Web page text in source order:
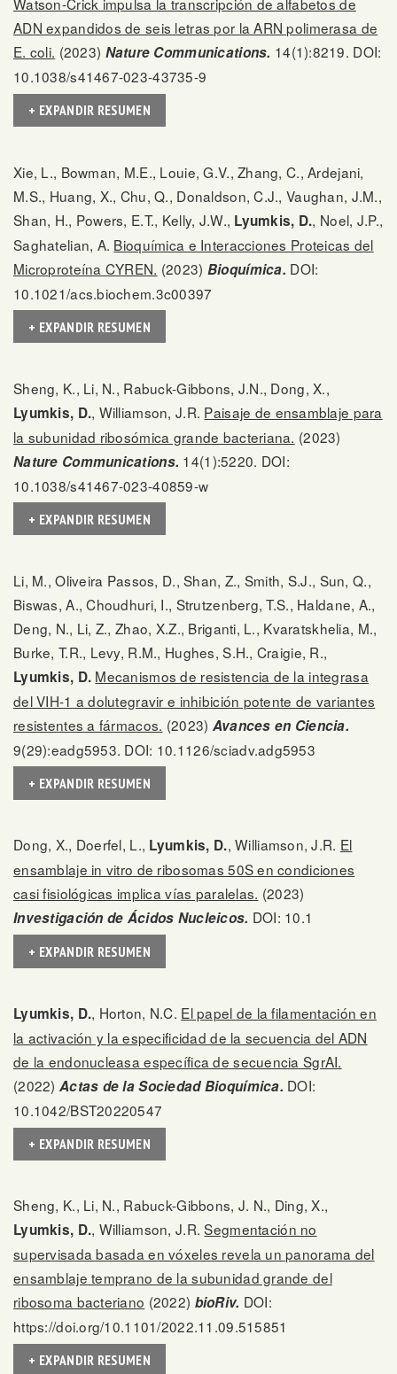
ADN expandidos de seis letras por la ARN polimerasa de
E. coli. (2023) Nature Communications. 14(1):8219. DOI:
10.1038/s41467-023-43735-9
+ EXPANDIR RESUMEN
Xie, L., Bowman, M.E., Louie, G.V., Zhang, C., Ardejani,
M.S., Huang, X., Chu, Q., Donaldson, C.J., Vaughan, J.M.,
Shan, H., Powers, E.T., Kelly, J.W., Lyumkis, D., Noel, J.P.,
Saghatelian, A. Bioquímica e Interacciones Proteicas del
Microproteína CYREN. (2023) Bioquímica. DOI:
10.1021/acs.biochem.3c00397
+ EXPANDIR RESUMEN
Sheng, K., Li, N., Rabuck-Gibbons, J.N., Dong, X.,
Lyumkis, D., Williamson, J.R. Paisaje de ensamblaje para
la subunidad ribosómica grande bacteriana. (2023)
Nature Communications. 14(1):5220. DOI:
10.1038/s41467-023-40859-w
+ EXPANDIR RESUMEN
Li, M., Oliveira Passos, D., Shan, Z., Smith, S.J., Sun, Q.,
Biswas, A., Choudhuri, I., Strutzenberg, T.S., Haldane, A.,
Deng, N., Li, Z., Zhao, X.Z., Briganti, L., Kvaratskhelia, M.,
Burke, T.R., Levy, R.M., Hughes, S.H., Craigie, R.,
Lyumkis, D. Mecanismos de resistencia de la integrasa
del VIH-1 a dolutegravir e inhibición potente de variantes
resistentes a fármacos. (2023) Avances en Ciencia.
9(29):eadg5953. DOI: 10.1126/sciadv.adg5953
+ EXPANDIR RESUMEN
Dong, X., Doerfel, L., Lyumkis, D., Williamson, J.R. El
ensamblaje in vitro de ribosomas 50S en condiciones
casi fisiológicas implica vías paralelas. (2023)
Investigación de Ácidos Nucleicos. DOI: 10.1
+ EXPANDIR RESUMEN
Lyumkis, D., Horton, N.C. El papel de la filamentación en
la activación y la especificidad de la secuencia del ADN
de la endonucleasa específica de secuencia SgrAI.
(2022) Actas de la Sociedad Bioquímica. DOI:
10.1042/BST20220547
+ EXPANDIR RESUMEN
Sheng, K., Li, N., Rabuck-Gibbons, J. N., Ding, X.,
Lyumkis, D., Williamson, J.R.Segmentación no
supervisada basada en vóxeles revela un panorama del
ensamblaje temprano de la subunidad grande del
ribosoma bacteriano (2022) bioRiv. DOI:
https://doi.org/10.1101/2022.11.09.515851
+ EXPANDIR RESUMEN